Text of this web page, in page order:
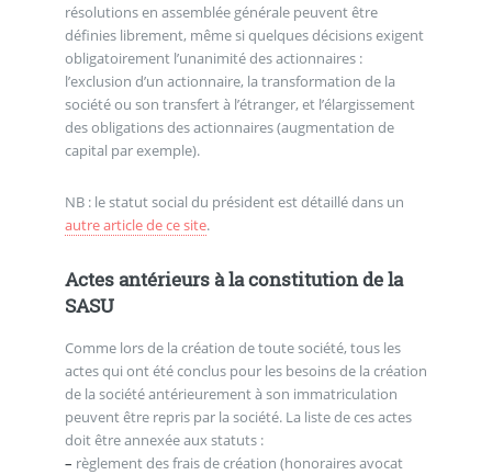
résolutions en assemblée générale peuvent être
définies librement, même si quelques décisions exigent
obligatoirement l’unanimité des actionnaires :
l’exclusion d’un actionnaire, la transformation de la
société ou son transfert à l’étranger, et l’élargissement
des obligations des actionnaires (augmentation de
capital par exemple).
NB : le statut social du président est détaillé dans un
autre article de ce site.
Actes antérieurs à la constitution de la
SASU
Comme lors de la création de toute société, tous les
actes qui ont été conclus pour les besoins de la création
de la société antérieurement à son immatriculation
peuvent être repris par la société. La liste de ces actes
doit être annexée aux statuts :
– règlement des frais de création (honoraires avocat